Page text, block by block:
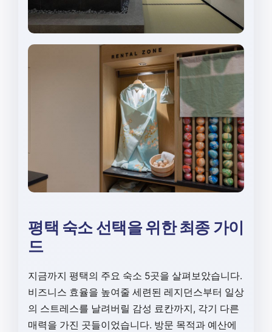
평택 숙소 선택을 위한 최종 가이
드
지금까지 평택의 주요 숙소 5곳을 살펴보았습니다.
비즈니스 효율을 높여줄 세련된 레지던스부터 일상
의 스트레스를 날려버릴 감성 료칸까지, 각기 다른
매력을 가진 곳들이었습니다. 방문 목적과 예산에